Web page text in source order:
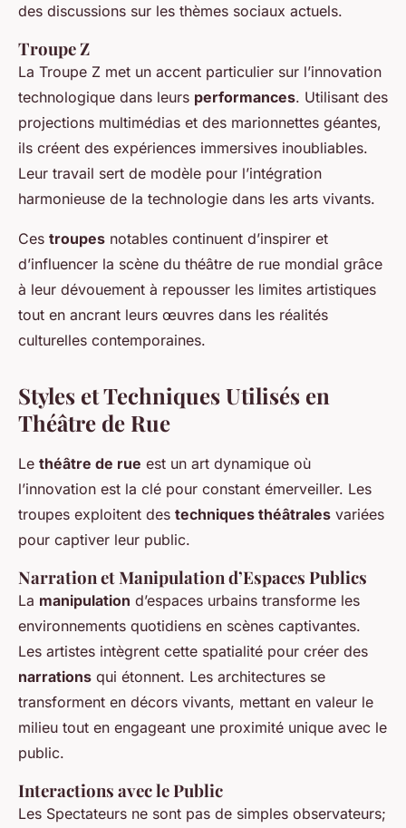
des discussions sur les thèmes sociaux actuels.
Troupe Z
La Troupe Z met un accent particulier sur l’innovation
technologique dans leurs performances. Utilisant des
projections multimédias et des marionnettes géantes,
ils créent des expériences immersives inoubliables.
Leur travail sert de modèle pour l’intégration
harmonieuse de la technologie dans les arts vivants.
Ces troupes notables continuent d’inspirer et
d’influencer la scène du théâtre de rue mondial grâce
à leur dévouement à repousser les limites artistiques
tout en ancrant leurs œuvres dans les réalités
culturelles contemporaines.
Styles et Techniques Utilisés en
Théâtre de Rue
Le théâtre de rue est un art dynamique où
l’innovation est la clé pour constant émerveiller. Les
troupes exploitent des techniques théâtrales variées
pour captiver leur public.
Narration et Manipulation d’Espaces Publics
La manipulation d’espaces urbains transforme les
environnements quotidiens en scènes captivantes.
Les artistes intègrent cette spatialité pour créer des
narrations qui étonnent. Les architectures se
transforment en décors vivants, mettant en valeur le
milieu tout en engageant une proximité unique avec le
public.
Interactions avec le Public
Les Spectateurs ne sont pas de simples observateurs;